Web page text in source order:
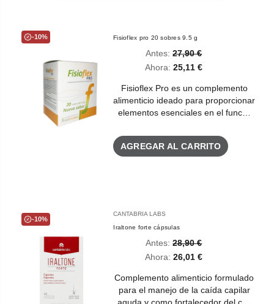
-10% Fisioflex pro 20 sobres 9.5 g
Ahora: 25,11 €
Antes: 27,90 €
Fisioflex Pro es un complemento
alimenticio ideado para proporcionar
elementos esenciales en el func…
AGREGAR AL CARRITO
-10%
CANTABRIA LABS
Iraltone forte cápsulas
Ahora: 26,01 €
Antes: 28,90 €
Complemento alimenticio formulado
para el manejo de la caída capilar